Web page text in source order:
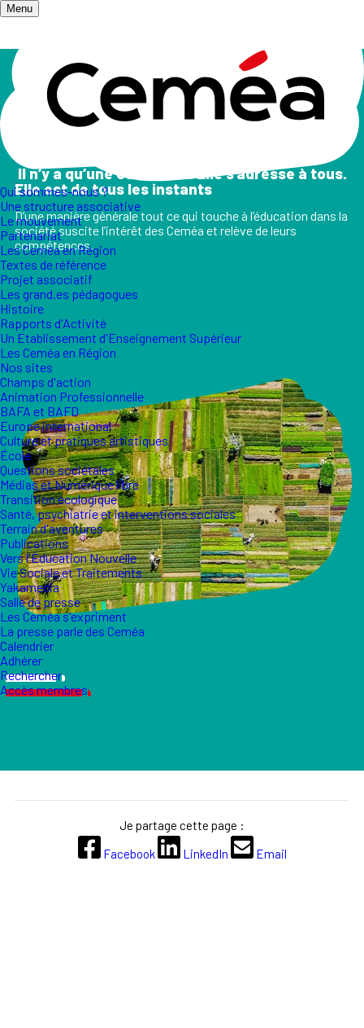
Menu
Qui sommes-nous ?
Une structure associative
Le mouvement
Partenariat
Les Ceméa en Région
Textes de référence
Projet associatif
Les grand.es pédagogues
Histoire
Rapports d'Activité
Un Etablissement d'Enseignement Supérieur
Les Ceméa en Région
Nos sites
Champs d'action
Animation Professionnelle
BAFA et BAFD
Europe international
Culture et pratiques artistiques
École
Questions sociétales
Médias et Numérique libre
Transition écologique
Santé, psychiatrie et interventions sociales
Terrain d'aventures
Publications
Vers l'Éducation Nouvelle
Vie Sociale et Traitements
Yakamedia
Salle de presse
Les Ceméa s'expriment
La presse parle des Ceméa
Calendrier
Adhérer
Rechercher
Accès membres
Accueil/ Champs d'action
Les champs d'action
II n’y a qu’une éducation. Elle s’adresse à tous.
Elle est de tous les instants
D’une manière générale tout ce qui touche à l’éducation dans la
société suscite l’intérêt des Ceméa et relève de leurs
compétences.
Je partage cette page :
Facebook
LinkedIn Email